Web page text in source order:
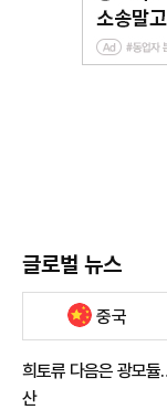
글로벌 뉴스
중국
희토류 다음은 광모
산